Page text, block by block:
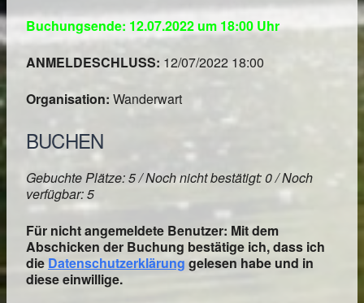
Buchungsende: 12.07.2022 um 18:00 Uhr
ANMELDESCHLUSS: 12/07/2022 18:00
Organisation: Wanderwart
BUCHEN
Gebuchte Plätze: 5 / Noch nicht bestätigt: 0 / Noch
verfügbar: 5
Für nicht angemeldete Benutzer: Mit dem
Abschicken der Buchung bestätige ich, dass ich
die Datenschutzerklärung gelesen habe und in
diese einwillige.